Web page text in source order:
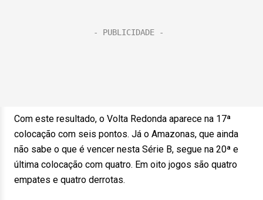
Com este resultado, o Volta Redonda aparece na 17ª
colocação com seis pontos. Já o Amazonas, que ainda
não sabe o que é vencer nesta Série B, segue na 20ª e
última colocação com quatro. Em oito jogos são quatro
empates e quatro derrotas.